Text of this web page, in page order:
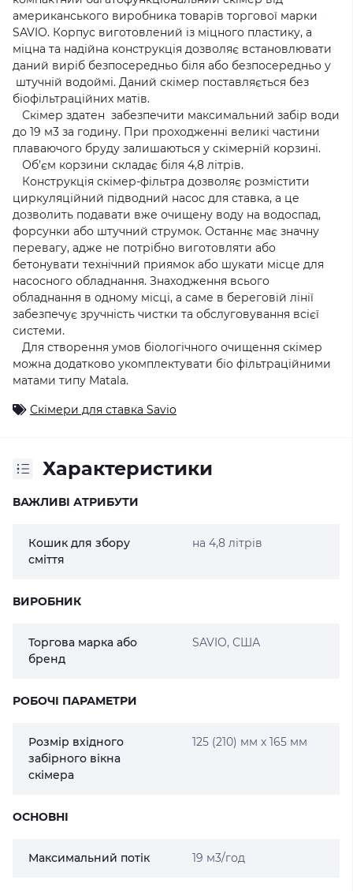
американського виробника товарів торгової марки
SAVIO. Корпус виготовлений із міцного пластику, а
міцна та надійна конструкція дозволяє встановлювати
даний виріб безпосередньо біля або безпосередньо у
штучній водоймі. Даний скімер поставляється без
біофільтраційних матів.
Скімер здатен забезпечити максимальний забір води
до 19 м3 за годину. При проходженні великі частини
плаваючого бруду залишаються у скімерній корзині.
Об’єм корзини складає біля 4,8 літрів.
Конструкція скімер-фільтра дозволяє розмістити
циркуляційний підводний насос для ставка, а це
дозволить подавати вже очищену воду на водоспад,
форсунки або штучний струмок. Останнє має значну
перевагу, адже не потрібно виготовляти або
бетонувати технічний приямок або шукати місце для
насосного обладнання. Знаходження всього
обладнання в одному місці, а саме в береговій лінії
забезпечує зручність чистки та обслуговування всієї
системи.
Для створення умов біологічного очищення скімер
можна додатково укомплектувати біо фільтраційними
матами типу Matala.
Скімери для ставка Savio
Характеристики
ВАЖЛИВІ АТРИБУТИ
Кошик для збору
сміття
на 4,8 літрів
ВИРОБНИК
Торгова марка або
бренд
SAVIO, США
РОБОЧІ ПАРАМЕТРИ
Розмір вхідного
забірного вікна
скімера
125 (210) мм х 165 мм
ОСНОВНІ
Максимальний потік 19 м3/год